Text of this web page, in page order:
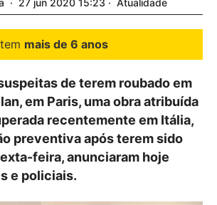
27 jun 2020 15:23 Atualidade
mais de 6 anos
de terem roubado em
em Paris, uma obra atribuída
recentemente em Itália,
preventiva após terem sido
feira, anunciaram hoje
e policiais.